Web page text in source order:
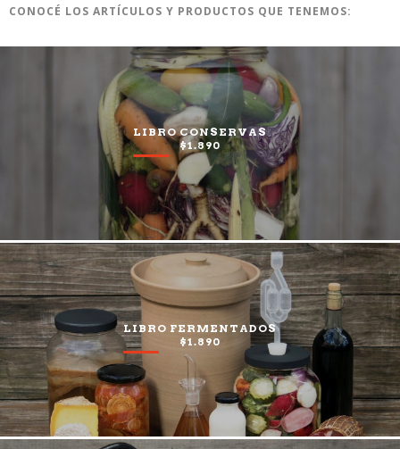
CONOCÉ LOS ARTÍCULOS Y PRODUCTOS QUE TENEMOS:
LIBRO CONSERVAS
$1.890
LIBRO FERMENTADOS
$1.890